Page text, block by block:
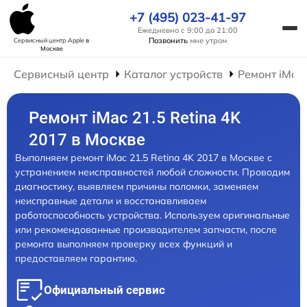
Сервисный центр Appleв
Москве
+7 (495) 023-41-97
Ежедневно с 9:00 до 21:00
Позвонить мне утром
Сервисный центр Каталог устройств Ремонт iMac
Ремонт iMac 21.5 Retina 4K
2017 в Москве
Выполняем ремонт iMac 21.5 Retina 4K 2017 в Москве с
устранением неисправностей любой сложности. Проводим
диагностику, выявляем причины поломки, заменяем
неисправные детали и восстанавливаем
работоспособность устройства. Используем оригинальные
или рекомендованные производителем запчасти, после
ремонта выполняем проверку всех функций и
предоставляем гарантию.
Официальный сервис